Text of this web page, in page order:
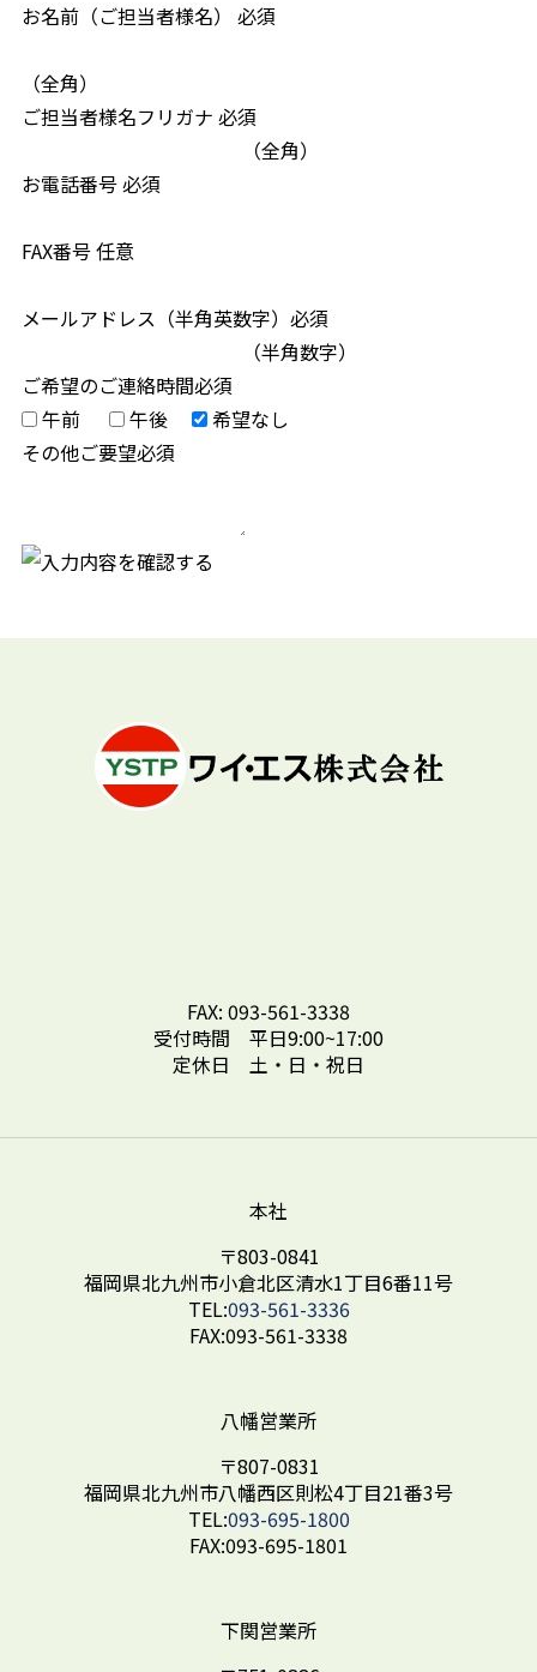
お名前（ご担当者様名） 必須
（全角）
ご担当者様名フリガナ 必須
（全角）
お電話番号必須
FAX番号任意
メールアドレス（半角英数字） 必須
（半角数字）
ご希望のご連絡時間必須
午前
午後
希望なし
その他ご要望必須
FAX: 093-561-3338
受付時間 平日9:00~17:00
定休日 土・日・祝日
本社
〒803-0841
福岡県北九州市小倉北区清水1丁目6番11号
TEL:093-561-3336
FAX:093-561-3338
八幡営業所
〒807-0831
福岡県北九州市八幡西区則松4丁目21番3号
TEL:093-695-1800
FAX:093-695-1801
下関営業所